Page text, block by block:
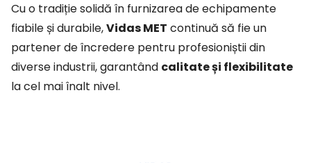
Cu o tradiție solidă în furnizarea de echipamente
fiabile și durabile,Vidas MET continuă să fie un
partener de încredere pentru profesioniștii din
diverse industrii, garantând calitate și flexibilitate
la cel mai înalt nivel.